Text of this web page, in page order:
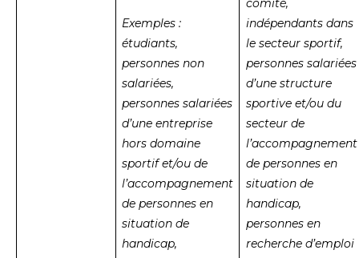
Exemples :
étudiants,
personnes non
salariées,
personnes salariées
d’une entreprise
hors domaine
sportif et/ou de
l’accompagnement
de personnes en
situation de
handicap,
comité,
indépendants dans
le secteur sportif,
personnes salariées
d’une structure
sportive et/ou du
secteur de
l’accompagnement
de personnes en
situation de
handicap,
personnes en
recherche d’emploi